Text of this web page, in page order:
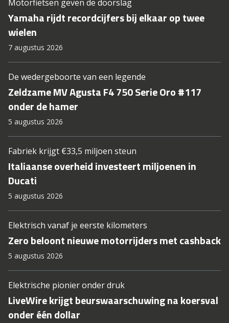
Motorfietsen geven de doorslag
Yamaha rijdt recordcijfers bij elkaar op twee
wielen
7 augustus 2026
De wedergeboorte van een legende
Zeldzame MV Agusta F4 750 Serie Oro #117
onder de hamer
5 augustus 2026
Fabriek krijgt €33,5 miljoen steun
Italiaanse overheid investeert miljoenen in
Ducati
5 augustus 2026
Elektrisch vanaf je eerste kilometers
Zero beloont nieuwe motorrijders met cashback
5 augustus 2026
Elektrische pionier onder druk
LiveWire krijgt beurswaarschuwing na koersval
onder één dollar